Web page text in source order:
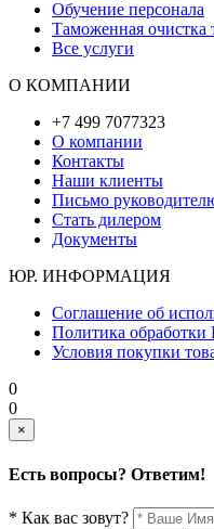
Обучение персонала
Таможенная очистка
Все услуги
О КОМПАНИИ
+7 499 7077323
О компании
Контакты
Наши клиенты
Письмо
Стать дилером
Документы
ЮР. ИНФОРМАЦИЯ
Соглашение об
Политика
Условия покупки
0
0
×
Есть вопросы? Ответим!
* Как вас зовут?